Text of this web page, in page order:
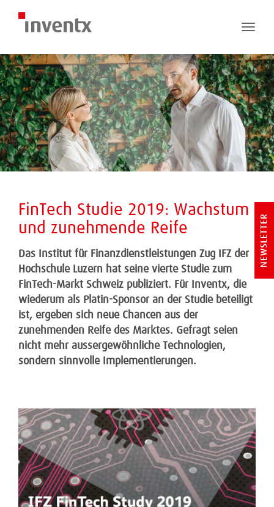
Toggle
FinTech Studie 2019: Wachstum
und zunehmende Reife
Das Institut für Finanzdienstleistungen Zug IFZ der
Hochschule Luzern hat seine vierte Studie zum
FinTech-Markt Schweiz publiziert. Für Inventx, die
wiederum als Platin-Sponsor an der Studie beteiligt
ist, ergeben sich neue Chancen aus der
zunehmenden Reife des Marktes. Gefragt seien
nicht mehr aussergewöhnliche Technologien,
sondern sinnvolle Implementierungen.
NEWSLETTER